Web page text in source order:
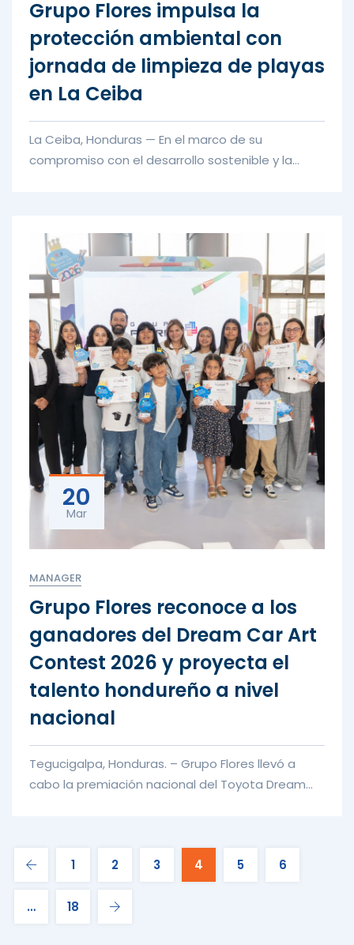
Grupo Flores impulsa la
protección ambiental con
jornada de limpieza de playas
en La Ceiba
La Ceiba, Honduras — En el marco de su
compromiso con el desarrollo sostenible y la
20
Mar
MANAGER
Grupo Flores reconoce a los
ganadores del Dream Car Art
Contest 2026 y proyecta el
talento hondureño a nivel
nacional
Tegucigalpa, Honduras. – Grupo Flores llevó a
cabo la premiación nacional del Toyota Dream
1 2 3 4 5 6
… 18